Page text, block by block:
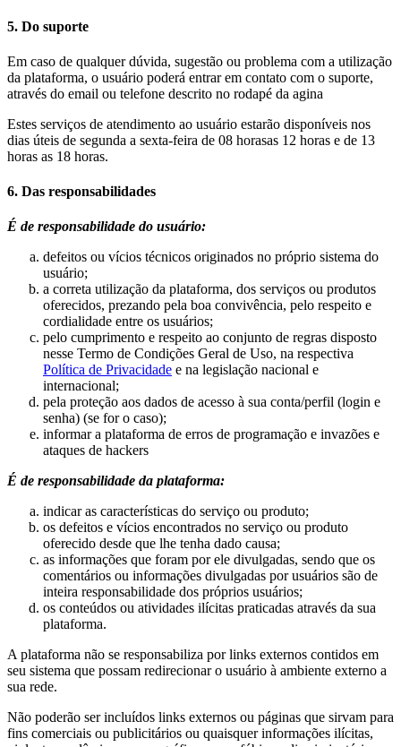
5. Do suporte
Em caso de qualquer dúvida, sugestão ou problema com a utilização
da plataforma, o usuário poderá entrar em contato com o suporte,
através do email ou telefone descrito no rodapé da agina
Estes serviços de atendimento ao usuário estarão disponíveis nos
dias úteis de segunda a sexta-feira de 08 horasas 12 horas e de 13
horas as 18 horas.
6. Das responsabilidades
É de responsabilidade do usuário:
defeitos ou vícios técnicos originados no próprio sistema do
usuário;
a correta utilização da plataforma, dos serviços ou produtos
oferecidos, prezando pela boa convivência, pelo respeito e
cordialidade entre os usuários;
pelo cumprimento e respeito ao conjunto de regras disposto
nesse Termo de Condições Geral de Uso, na respectiva
Política de Privacidade e na legislação nacional e
internacional;
pela proteção aos dados de acesso à sua conta/perfil (login e
senha) (se for o caso);
informar a plataforma de erros de programação e invazões e
ataques de hackers
É de responsabilidade da plataforma:
indicar as características do serviço ou produto;
os defeitos e vícios encontrados no serviço ou produto
oferecido desde que lhe tenha dado causa;
as informações que foram por ele divulgadas, sendo que os
comentários ou informações divulgadas por usuários são de
inteira responsabilidade dos próprios usuários;
os conteúdos ou atividades ilícitas praticadas através da sua
plataforma.
A plataforma não se responsabiliza por links externos contidos em
seu sistema que possam redirecionar o usuário à ambiente externo a
sua rede.
Não poderão ser incluídos links externos ou páginas que sirvam para
fins comerciais ou publicitários ou quaisquer informações ilícitas,